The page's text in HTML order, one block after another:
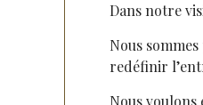
Dans notre
Nous
redéfinir
Nous